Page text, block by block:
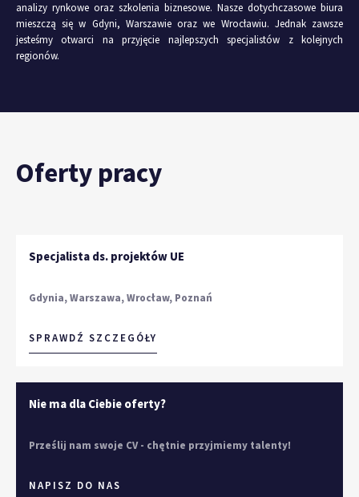
analizy rynkowe oraz szkolenia biznesowe. Nasze dotychczasowe biura
mieszczą się w Gdyni, Warszawie oraz we Wrocławiu. Jednak zawsze
jesteśmy otwarci na przyjęcie najlepszych specjalistów z kolejnych
regionów.
Oferty pracy
Specjalista ds. projektów UE
Gdynia, Warszawa, Wrocław, Poznań
SPRAWDŹ SZCZEGÓŁY
Nie ma dla Ciebie oferty?
Prześlij nam swoje CV - chętnie przyjmiemy talenty!
NAPISZ DO NAS